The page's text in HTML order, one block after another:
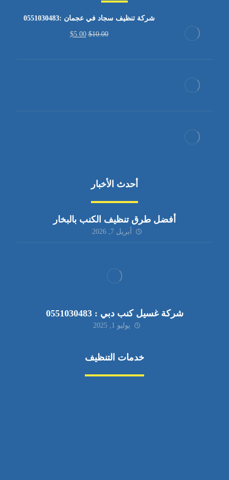
شركة تنظيف سجاد في عجمان :0551030483
$10.00
$5.00
أحدث الأخبار
أفضل طرق تنظيف الكنب بالبخار
أبريل 7, 2026
شركة غسيل كنب دبي : 0551030483
يوليو 1, 2025
خدمات التنظيف